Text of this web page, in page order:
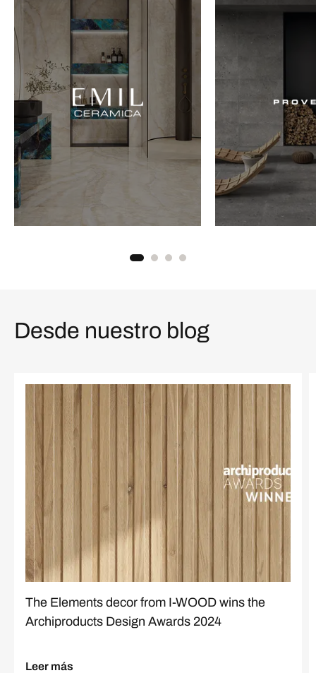
Desde nuestro blog
The Elements decor from I-WOOD wins the
Archiproducts Design Awards 2024
Leer más